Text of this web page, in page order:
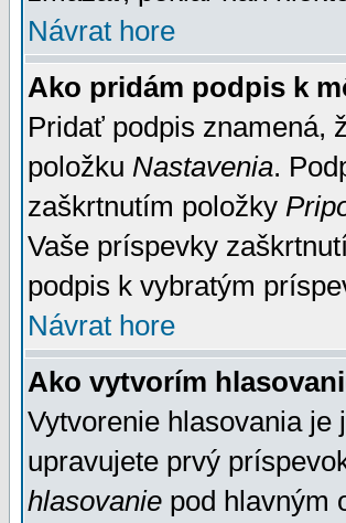
Návrat hore
Ako pridám podpis k
Pridať podpis znamená,
položku Nastavenia.
zaškrtnutím položky
Vaše príspevky
podpis k vybratým
Návrat hore
Ako vytvorím
Vytvorenie hlasovania je
upravujete prvý
hlasovanie pod hlavným